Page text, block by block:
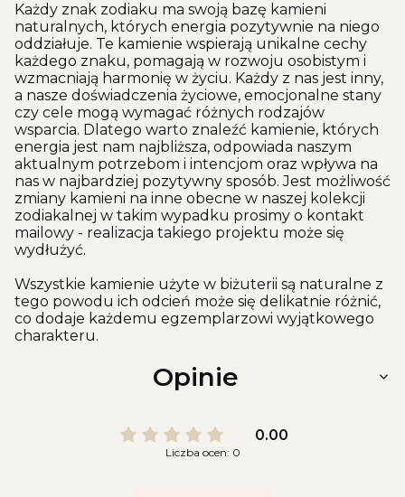
Każdy znak zodiaku ma swoją bazę kamieni
naturalnych, których energia pozytywnie na niego
oddziałuje. Te kamienie wspierają unikalne cechy
każdego znaku, pomagają w rozwoju osobistym i
wzmacniają harmonię w życiu. Każdy z nas jest inny,
a nasze doświadczenia życiowe, emocjonalne stany
czy cele mogą wymagać różnych rodzajów
wsparcia. Dlatego warto znaleźć kamienie, których
energia jest nam najbliższa, odpowiada naszym
aktualnym potrzebom i intencjom oraz wpływa na
nas w najbardziej pozytywny sposób. Jest możliwość
zmiany kamieni na inne obecne w naszej kolekcji
zodiakalnej w takim wypadku prosimy o kontakt
mailowy - realizacja takiego projektu może się
wydłużyć.
Wszystkie kamienie użyte w biżuterii są naturalne z
tego powodu ich odcień może się delikatnie różnić,
co dodaje każdemu egzemplarzowi wyjątkowego
charakteru.
Opinie
0.00
Liczba ocen: 0